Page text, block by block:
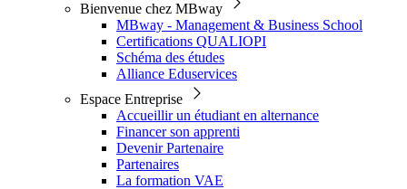
Bienvenue chez MBway
MBway - Management & Business School
Certifications QUALIOPI
Schéma des études
Alliance Eduservices
Espace Entreprise
Accueillir un étudiant en alternance
Financer son apprenti
Devenir Partenaire
Partenaires
La formation VAE